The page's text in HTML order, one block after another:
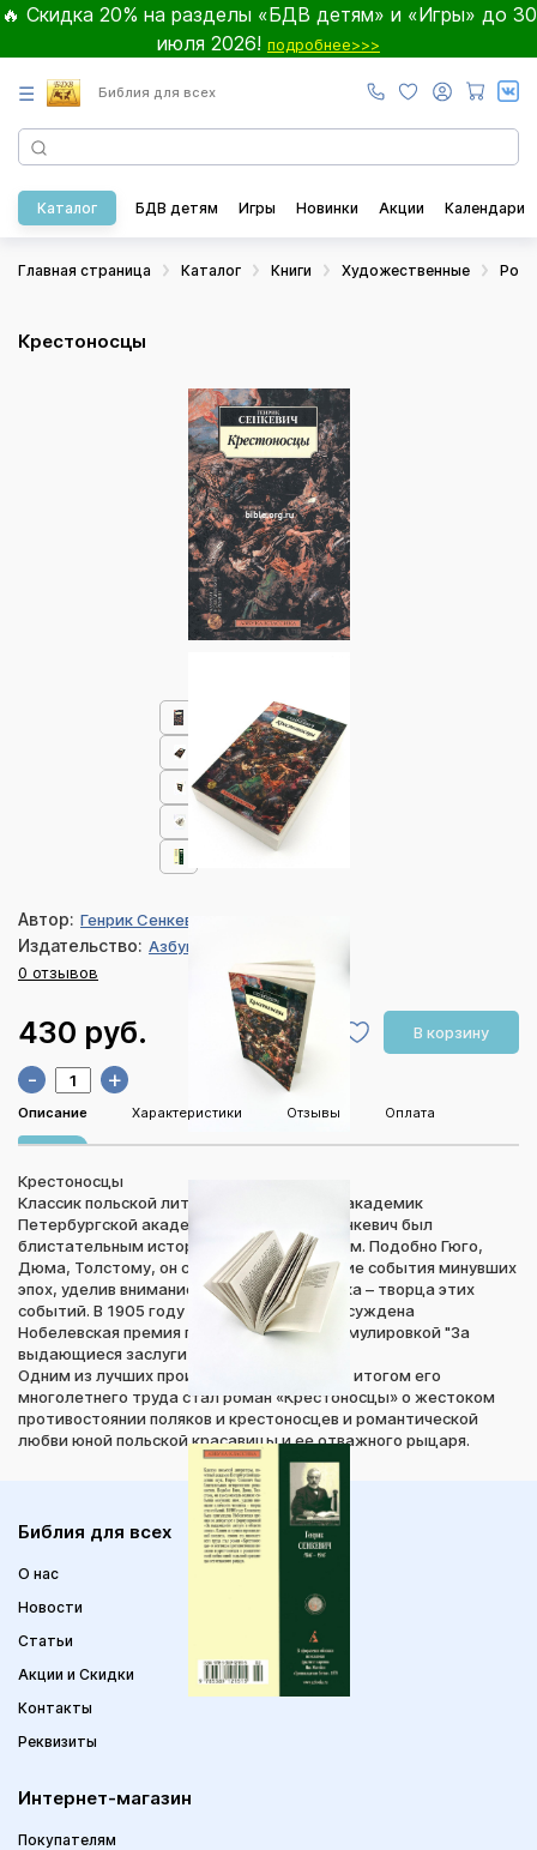
🔥 Скидка 20% на разделы «БДВ детям» и «Игры» до 30
июля 2026! подробнее>>>
☰ Библия для всех
Каталог БДВ детям Игры Новинки Акции Календари
Главная страница Каталог Книги Художественные
Крестоносцы
Автор: Генрик Сенкевич
Издательство: Азбука
0 отзывов
430 руб. В корзину
- +
Описание Характеристики Отзывы Оплата
Крестоносцы
Классик польской литературы, почетный академик
Петербургской академии наук, Генрик Сенкевич был
блистательным историческим романистом. Подобно Гюго,
Дюма, Толстому, он сумел описать великие события минувших
эпох, уделив внимание и личности человека – творца этих
событий. В 1905 году Сенкевичу была присуждена
Нобелевская премия по литературе с формулировкой "За
выдающиеся заслуги в области эпоса".
Одним из лучших произведений писателя, итогом его
многолетнего труда стал роман «Крестоносцы» о жестоком
противостоянии поляков и крестоносцев и романтической
любви юной польской красавицы и ее отважного рыцаря.
Библия для всех
О нас
Новости
Статьи
Акции и Скидки
Контакты
Реквизиты
Интернет-магазин
Покупателям